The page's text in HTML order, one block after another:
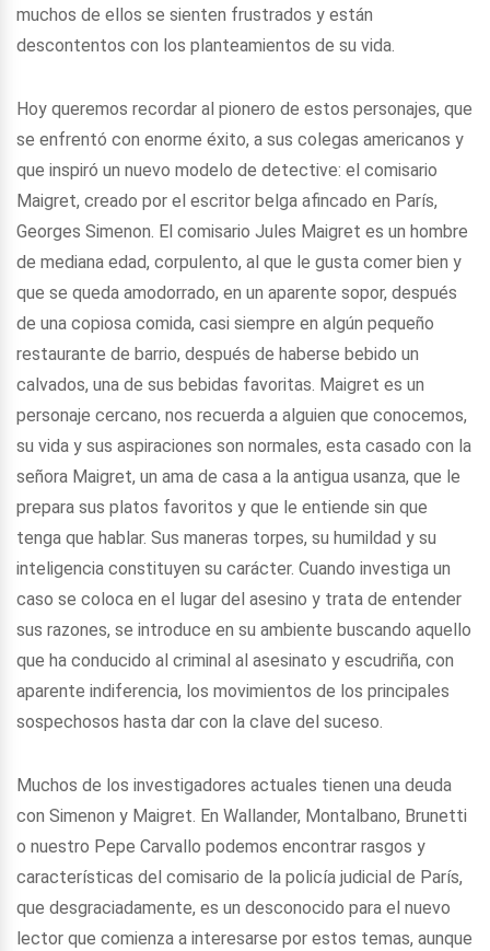
muchos de ellos se sienten frustrados y están
descontentos con los planteamientos de su vida.
Hoy queremos recordar al pionero de estos personajes, que
se enfrentó con enorme éxito, a sus colegas americanos y
que inspiró un nuevo modelo de detective: el comisario
Maigret, creado por el escritor belga afincado en París,
Georges Simenon. El comisario Jules Maigret es un hombre
de mediana edad, corpulento, al que le gusta comer bien y
que se queda amodorrado, en un aparente sopor, después
de una copiosa comida, casi siempre en algún pequeño
restaurante de barrio, después de haberse bebido un
calvados, una de sus bebidas favoritas. Maigret es un
personaje cercano, nos recuerda a alguien que conocemos,
su vida y sus aspiraciones son normales, esta casado con la
señora Maigret, un ama de casa a la antigua usanza, que le
prepara sus platos favoritos y que le entiende sin que
tenga que hablar. Sus maneras torpes, su humildad y su
inteligencia constituyen su carácter. Cuando investiga un
caso se coloca en el lugar del asesino y trata de entender
sus razones, se introduce en su ambiente buscando aquello
que ha conducido al criminal al asesinato y escudriña, con
aparente indiferencia, los movimientos de los principales
sospechosos hasta dar con la clave del suceso.
Muchos de los investigadores actuales tienen una deuda
con Simenon y Maigret. En Wallander, Montalbano, Brunetti
o nuestro Pepe Carvallo podemos encontrar rasgos y
características del comisario de la policía judicial de París,
que desgraciadamente, es un desconocido para el nuevo
lector que comienza a interesarse por estos temas, aunque